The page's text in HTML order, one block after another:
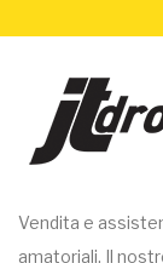
Vendita e
amatoriali. Il